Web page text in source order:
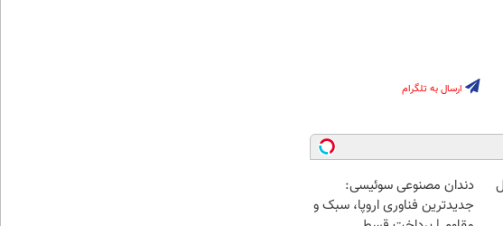
ارسال به تلگرام
دندان مصنوعی سوئیسی:
جدیدترین فناوری اروپا، سبک و